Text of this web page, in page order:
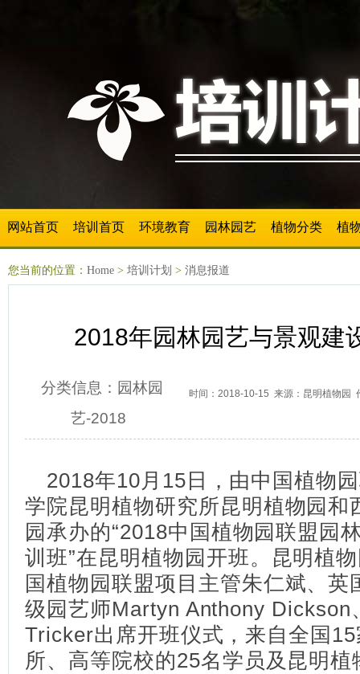
网站首页 培训首页 环境教育 园林园艺 植物分类 植
您当前的位置： Home > 培训计划 > 消息报道
2018年园林园艺与景观建
分类信息： 园林园
艺-2018
时间：2018-10-15 来源： 昆明植物园
2018年10月15日，由中国植物
学院昆明植物研究所昆明植物园和
园承办的“2018中国植物园联盟园
训班”在昆明植物园开班。昆明植
国植物园联盟项目主管朱仁斌、英
级园艺师Martyn Anthony Dickson
Tricker出席开班仪式，来自全国
所、高等院校的25名学员及昆明